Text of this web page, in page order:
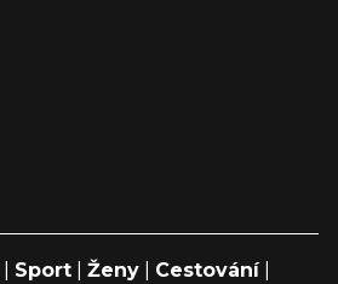
Sport Ženy Cestování|